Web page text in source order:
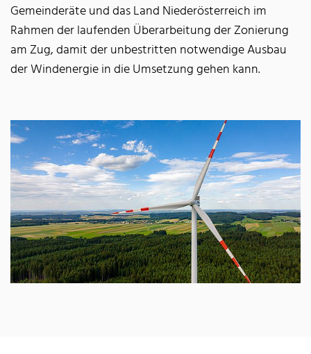
Gemeinderäte und das Land Niederösterreich im
Rahmen der laufenden Überarbeitung der Zonierung
am Zug, damit der unbestritten notwendige Ausbau
der Windenergie in die Umsetzung gehen kann.